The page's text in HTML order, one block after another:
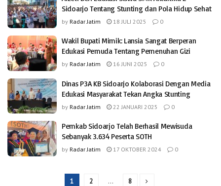
Sidoarjo Tentang Stunting dan Pola Hidup Sehat
by Radar Jatim 18 JULI 2025 0
Wakil Bupati Mimik: Lansia Sangat Berperan
Edukasi Pemuda Tentang Pemenuhan Gizi
by Radar Jatim 16 JUNI 2025 0
Dinas P3A KB Sidoarjo Kolaborasi Dengan Media
Edukasi Masyarakat Tekan Angka Stunting
by Radar Jatim 22 JANUARI 2025 0
Pemkab Sidoarjo Telah Berhasil Mewisuda
Sebanyak 3.634 Peserta SOTH
by Radar Jatim 17 OKTOBER 2024 0
1 2 … 8